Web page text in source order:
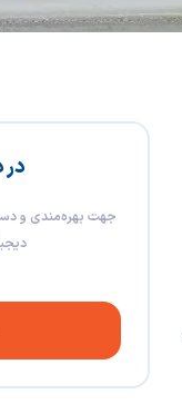
در
جهت بهره‌مندی و